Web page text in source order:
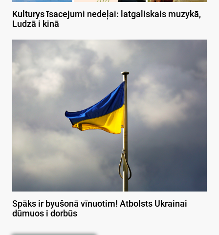
Kulturys īsacejumi nedeļai: latgaliskais muzykā,
Ludzā i kinā
Spāks ir byušonā vīnuotim! Atbolsts Ukrainai
dūmuos i dorbūs